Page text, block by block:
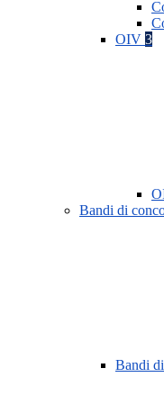
OIV 3
Bandi di
Bandi